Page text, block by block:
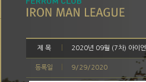
제 목 2020년 09월 (7차) 아이언
등록일 9/29/2020